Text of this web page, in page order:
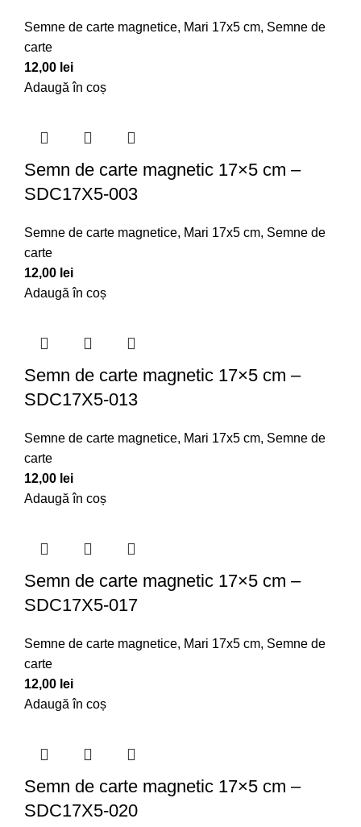
Semne de carte magnetice, Mari 17x5 cm, Semne de
carte
12,00 lei
Adaugă în coș
Semn de carte magnetic 17×5 cm –
SDC17X5-003
Semne de carte magnetice, Mari 17x5 cm, Semne de
carte
12,00 lei
Adaugă în coș
Semn de carte magnetic 17×5 cm –
SDC17X5-013
Semne de carte magnetice, Mari 17x5 cm, Semne de
carte
12,00 lei
Adaugă în coș
Semn de carte magnetic 17×5 cm –
SDC17X5-017
Semne de carte magnetice, Mari 17x5 cm, Semne de
carte
12,00 lei
Adaugă în coș
Semn de carte magnetic 17×5 cm –
SDC17X5-020